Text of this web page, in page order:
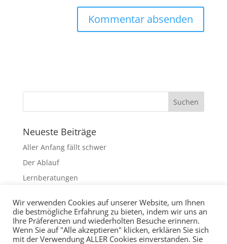
Neueste Beiträge
Aller Anfang fällt schwer
Der Ablauf
Lernberatungen
Diagnostik
Neueste Kommentare
Wir verwenden Cookies auf unserer Website, um Ihnen
die bestmögliche Erfahrung zu bieten, indem wir uns an
Ihre Präferenzen und wiederholten Besuche erinnern.
Wenn Sie auf "Alle akzeptieren" klicken, erklären Sie sich
mit der Verwendung ALLER Cookies einverstanden. Sie